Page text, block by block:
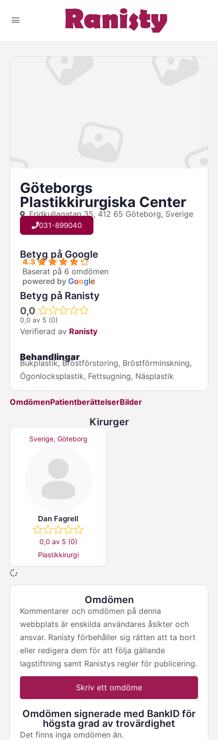
Göteborgs
Plastikkirurgiska Center
Fridkullagatan 35, 412 65 Göteborg, Sverige
031-899040
Betyg på Google
4.3
Baserat på 6 omdömen
powered by Google
Betyg på Ranisty
0,0
0,0 av 5 (0)
Verifierad av Ranisty
Behandlingar
Bukplastik, Bröstförstoring, Bröstförminskning,
Ögonlocksplastik, Fettsugning, Näsplastik
OmdömenPatientberättelserBilder
Kirurger
Sverige, Göteborg
Dan Fagrell
0,0 av 5 (0)
Plastikkirurgi
Omdömen
Kommentarer och omdömen på denna
webbplats är enskilda användares åsikter och
ansvar. Ranisty förbehåller sig rätten att ta bort
eller redigera dem för att följa gällande
lagstiftning samt Ranistys regler för publicering.
Skriv ett omdöme
Omdömen signerade med BankID för
högsta grad av trovärdighet
Det finns inga omdömen än.